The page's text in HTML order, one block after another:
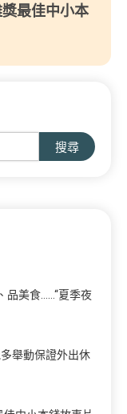
最佳中小本
搜尋
品美食……“夏季夜
舉動保證外出休